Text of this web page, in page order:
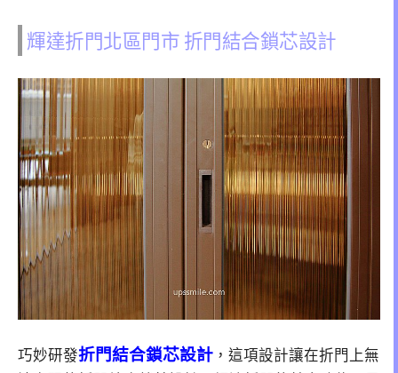
輝達折門北區門市 折門結合鎖芯設計
巧妙研發折門結合鎖芯設計 ，這項設計讓在折門上無